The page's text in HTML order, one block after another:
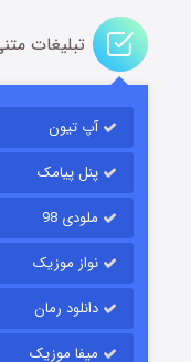
تبلیغات
آپ تیون
پنل پیامک
ملودی 98
نواز موزیک
دانلود رمان
میفا موزیک